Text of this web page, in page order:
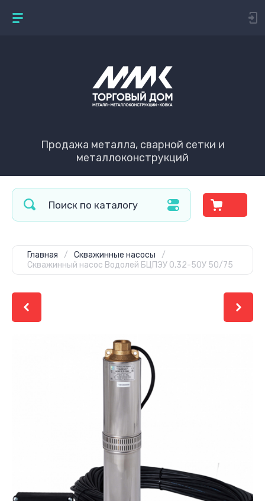
Продажа металла, сварной сетки и
металлоконструкций
Главная / Скважинные насосы
/
Скважинный насос Водолей БЦПЭУ 0,32-50У 50/75